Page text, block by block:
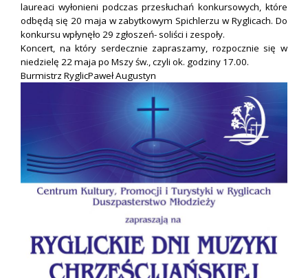
laureaci wyłonieni podczas przesłuchań konkursowych, które
odbędą się 20 maja w zabytkowym Spichlerzu w Ryglicach. Do
konkursu wpłynęło 29 zgłoszeń- soliści i zespoły.
Koncert, na który serdecznie zapraszamy, rozpocznie się w
niedzielę 22 maja po Mszy św., czyli ok. godziny 17.00.
Burmistrz RyglicPaweł Augustyn